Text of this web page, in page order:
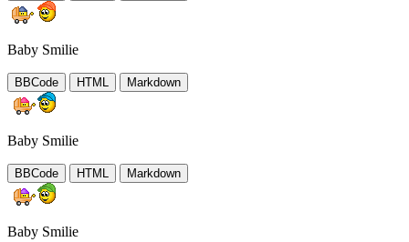
Baby Smilie
BBCode HTML Markdown
Baby Smilie
BBCode HTML Markdown
Baby Smilie